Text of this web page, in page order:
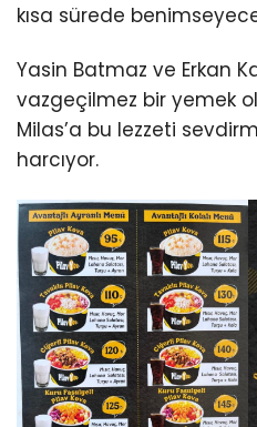
kısa sürede
Yasin Batmaz ve Erkan
vazgeçilmez bir yemek
Milas’a bu lezzeti
harcıyor.